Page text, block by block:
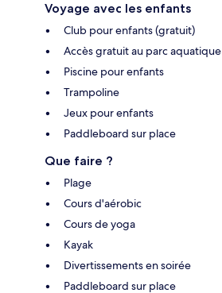
Voyage avec les enfants
Club pour enfants (gratuit)
Accès gratuit au parc aquatique
Piscine pour enfants
Trampoline
Jeux pour enfants
Paddleboard sur place
Que faire ?
Plage
Cours d'aérobic
Cours de yoga
Kayak
Divertissements en soirée
Paddleboard sur place